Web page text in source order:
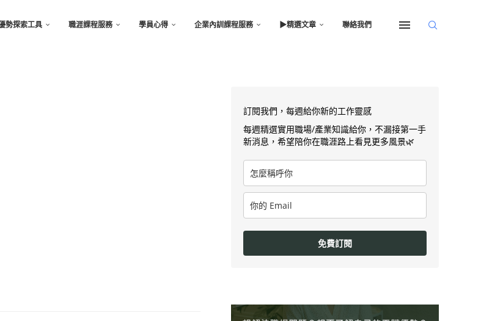
勢探索工具 職涯課程服務 學員心得 企業內訓課程服務 ▶︎精選文章 聯絡我們
訂閱我們，每週給你新的工作靈感
每週精選實用職場/產業知識給你，不漏接第一手
新消息，希望陪你在職涯路上看見更多風景🌿
免費訂閱